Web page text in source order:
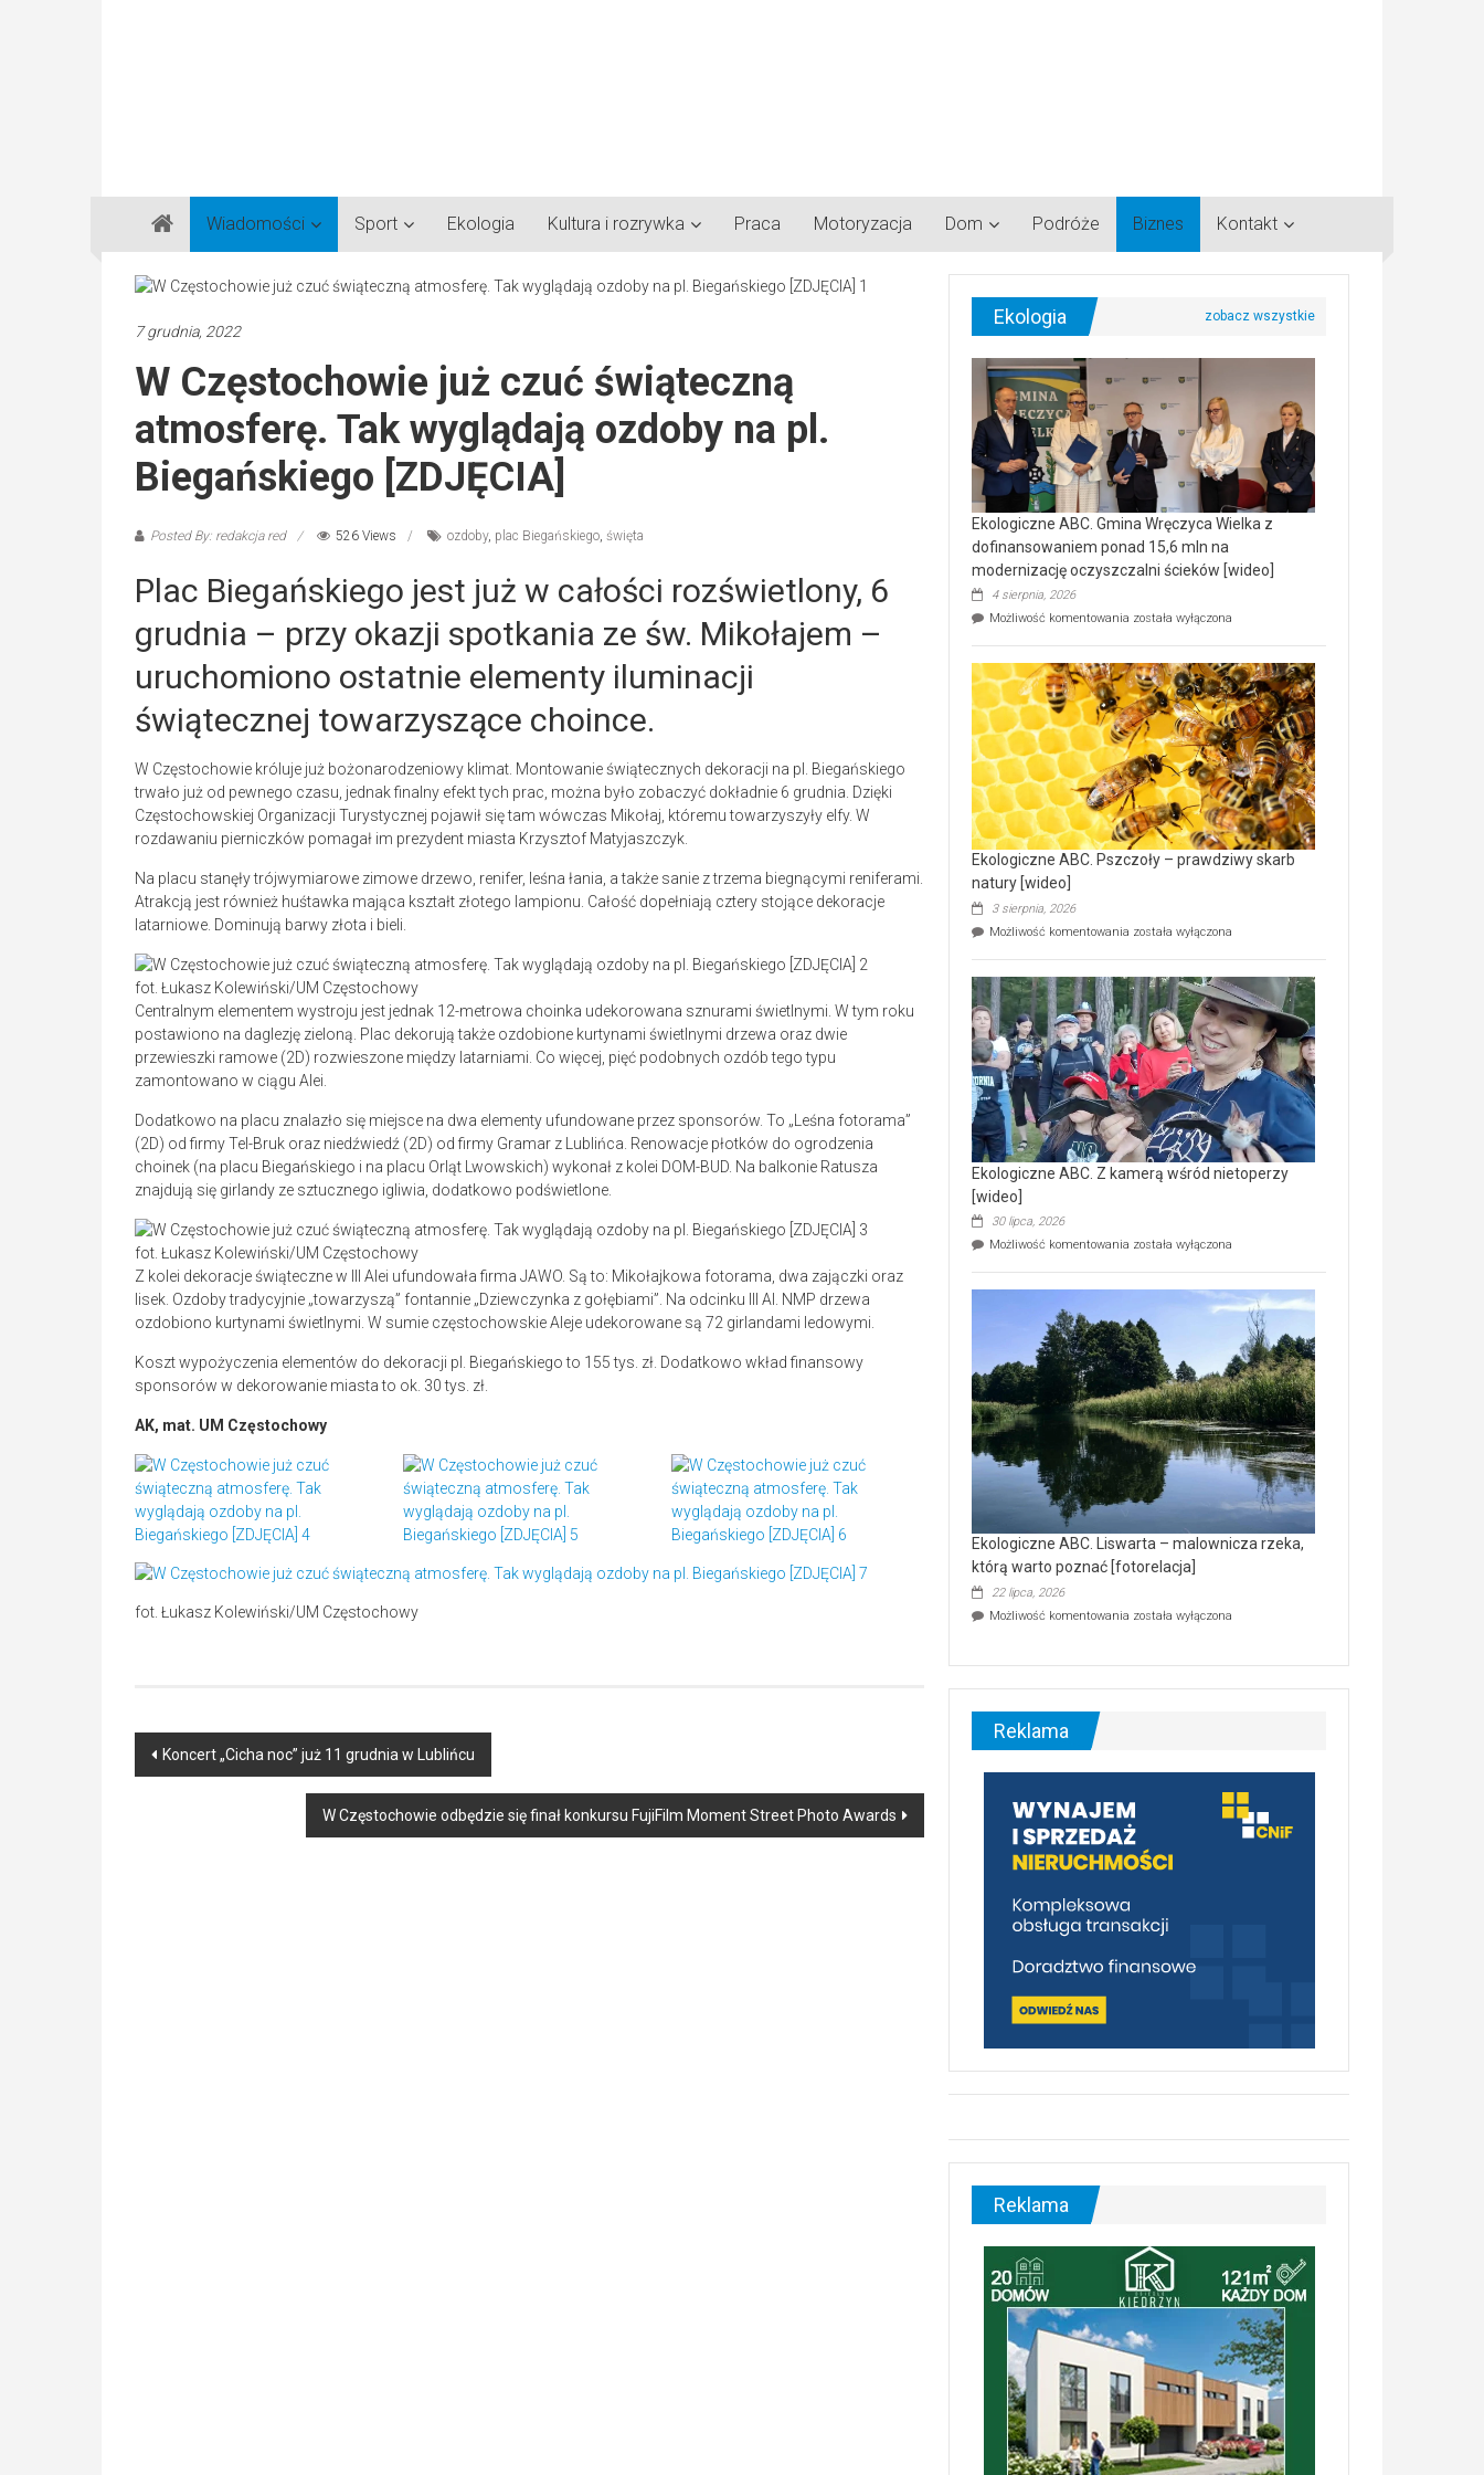
Gazeta
Regionalna
Częstochowa,
Lubliniec,
Wiadomości Sport Ekologia Kultura i rozrywka Praca Motoryzacja Dom Podróże Biznes Kontakt
7 grudnia, 2022
W Częstochowie już czuć świąteczną
atmosferę. Tak wyglądają ozdoby na pl.
Biegańskiego [ZDJĘCIA]
Posted By: redakcja red 526 Views ozdoby, plac Biegańskiego, święta
Plac Biegańskiego jest już w całości rozświetlony, 6
grudnia – przy okazji spotkania ze św. Mikołajem –
uruchomiono ostatnie elementy iluminacji
świątecznej towarzyszące choince.
W Częstochowie króluje już bożonarodzeniowy klimat. Montowanie świątecznych dekoracji na pl. Biegańskiego
trwało już od pewnego czasu, jednak finalny efekt tych prac, można było zobaczyć dokładnie 6 grudnia. Dzięki
Częstochowskiej Organizacji Turystycznej pojawił się tam wówczas Mikołaj, któremu towarzyszyły elfy. W
rozdawaniu pierniczków pomagał im prezydent miasta Krzysztof Matyjaszczyk.
Na placu stanęły trójwymiarowe zimowe drzewo, renifer, leśna łania, a także sanie z trzema biegnącymi reniferami.
Atrakcją jest również huśtawka mająca kształt złotego lampionu. Całość dopełniają cztery stojące dekoracje
latarniowe. Dominują barwy złota i bieli.
fot. Łukasz Kolewiński/UM Częstochowy
Centralnym elementem wystroju jest jednak 12-metrowa choinka udekorowana sznurami świetlnymi. W tym roku
postawiono na daglezję zieloną. Plac dekorują także ozdobione kurtynami świetlnymi drzewa oraz dwie
przewieszki ramowe (2D) rozwieszone między latarniami. Co więcej, pięć podobnych ozdób tego typu
zamontowano w ciągu Alei.
Dodatkowo na placu znalazło się miejsce na dwa elementy ufundowane przez sponsorów. To „Leśna fotorama”
(2D) od firmy Tel-Bruk oraz niedźwiedź (2D) od firmy Gramar z Lublińca. Renowacje płotków do ogrodzenia
choinek (na placu Biegańskiego i na placu Orląt Lwowskich) wykonał z kolei DOM-BUD. Na balkonie Ratusza
znajdują się girlandy ze sztucznego igliwia, dodatkowo podświetlone.
fot. Łukasz Kolewiński/UM Częstochowy
Z kolei dekoracje świąteczne w III Alei ufundowała firma JAWO. Są to: Mikołajkowa fotorama, dwa zajączki oraz
lisek. Ozdoby tradycyjnie „towarzyszą” fontannie „Dziewczynka z gołębiami”. Na odcinku III Al. NMP drzewa
ozdobiono kurtynami świetlnymi. W sumie częstochowskie Aleje udekorowane są 72 girlandami ledowymi.
Koszt wypożyczenia elementów do dekoracji pl. Biegańskiego to 155 tys. zł. Dodatkowo wkład finansowy
sponsorów w dekorowanie miasta to ok. 30 tys. zł.
AK, mat. UM Częstochowy
fot. Łukasz Kolewiński/UM Częstochowy
Post
Koncert „Cicha noc” już 11 grudnia w Lublińcu
W Częstochowie odbędzie się finał konkursu FujiFilm Moment Street Photo Awards
Ekologia
Ekologiczne ABC. Gmina Wręczyca Wielka z
dofinansowaniem ponad 15,6 mln na
modernizację oczyszczalni ścieków [wideo]
4 sierpnia, 2026
Możliwość komentowania Ekologiczne
Wręczyca
Wielka
z
dofinansowaniem
ponad
15,6
mln
na
modernizację
oczyszczalni
ścieków
[wideo]
została wyłączona
Ekologiczne ABC. Pszczoły – prawdziwy skarb
natury [wideo]
3 sierpnia, 2026
Możliwość komentowania Ekologiczne
–
prawdziwy
skarb
natury
[wideo]
została wyłączona
Ekologiczne ABC. Z kamerą wśród nietoperzy
[wideo]
30 lipca, 2026
Możliwość komentowania Ekologiczne
wśród
nietoperzy
[wideo]
została wyłączona
Ekologiczne ABC. Liswarta – malownicza rzeka,
którą warto poznać [fotorelacja]
22 lipca, 2026
Możliwość komentowania Ekologiczne
–
malownicza
[fotorelacja]
została wyłączona
Reklama
Reklama